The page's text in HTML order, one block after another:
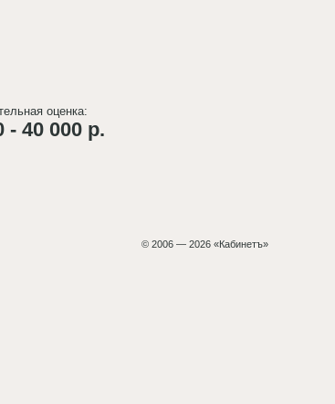
оценка:
- 40 000 р.
© 2006 — 2026 «Кабинетъ»